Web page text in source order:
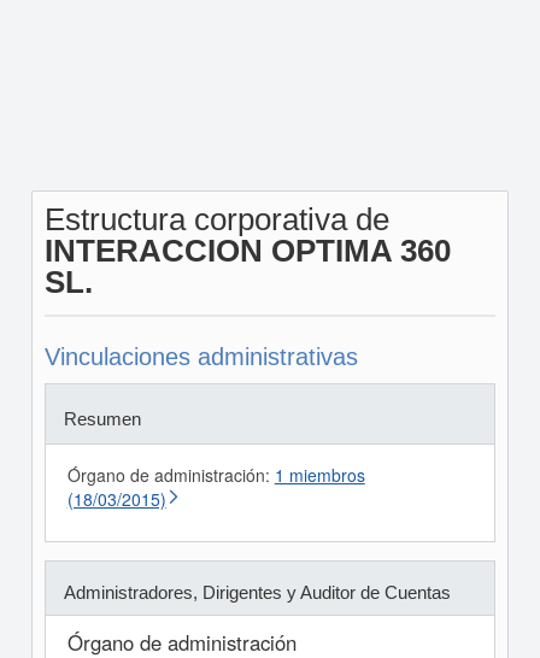
Estructura corporativa de
INTERACCION OPTIMA 360
SL.
Vinculaciones administrativas
Resumen
Órgano de administración: 1 miembros
(18/03/2015)
Administradores, Dirigentes y Auditor de Cuentas
Órgano de administración